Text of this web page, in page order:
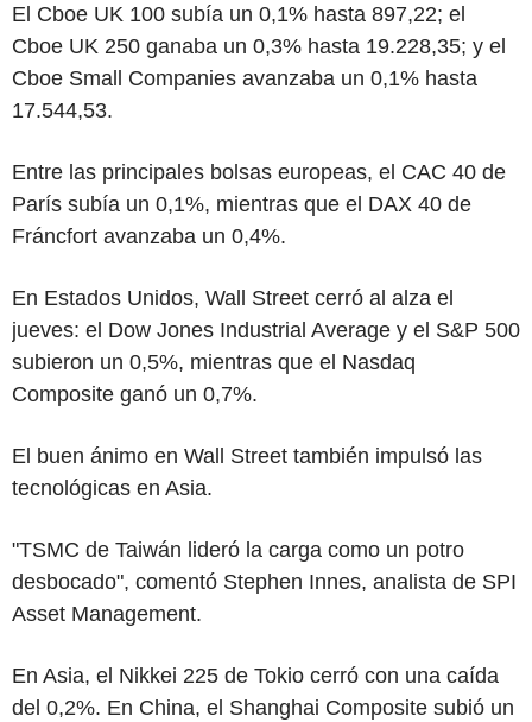
El Cboe UK 100 subía un 0,1% hasta 897,22; el
Cboe UK 250 ganaba un 0,3% hasta 19.228,35; y el
Cboe Small Companies avanzaba un 0,1% hasta
17.544,53.
Entre las principales bolsas europeas, el CAC 40 de
París subía un 0,1%, mientras que el DAX 40 de
Fráncfort avanzaba un 0,4%.
En Estados Unidos, Wall Street cerró al alza el
jueves: el Dow Jones Industrial Average y el S&P 500
subieron un 0,5%, mientras que el Nasdaq
Composite ganó un 0,7%.
El buen ánimo en Wall Street también impulsó las
tecnológicas en Asia.
"TSMC de Taiwán lideró la carga como un potro
desbocado", comentó Stephen Innes, analista de SPI
Asset Management.
En Asia, el Nikkei 225 de Tokio cerró con una caída
del 0,2%. En China, el Shanghai Composite subió un